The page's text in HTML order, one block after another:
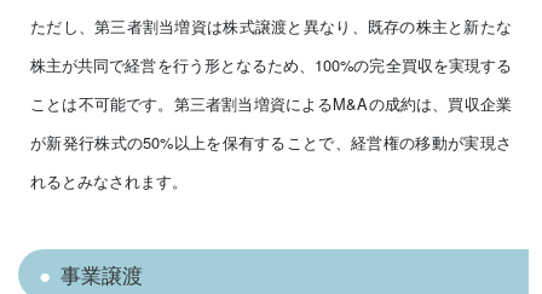
ただし、第三者割当増資は株式譲渡と異なり、既存の株主と新たな
株主が共同で経営を行う形となるため、100%の完全買収を実現する
ことは不可能です。第三者割当増資によるM&Aの成約は、買収企業
が新発行株式の50%以上を保有することで、経営権の移動が実現さ
れるとみなされます。
事業譲渡